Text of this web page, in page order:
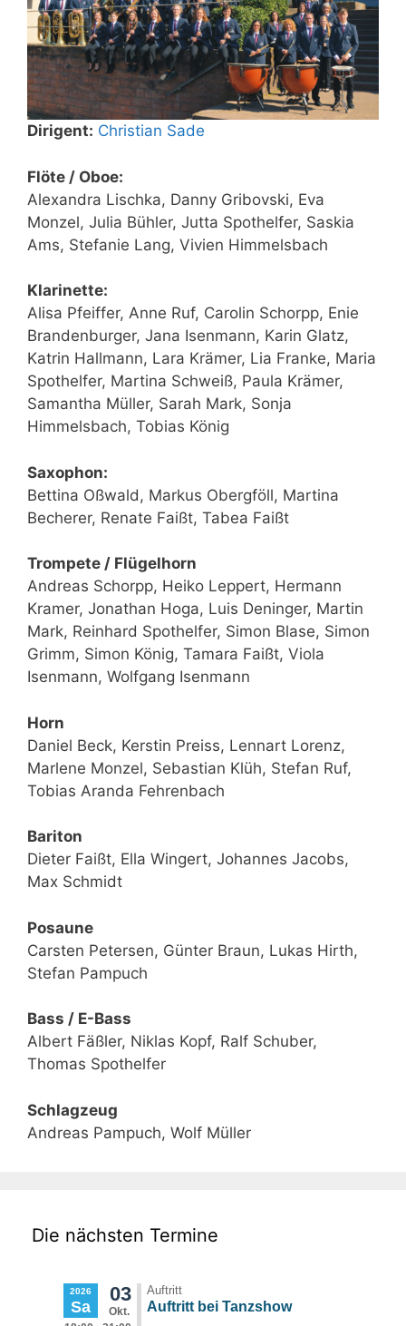
Dirigent: Christian Sade
Flöte / Oboe:
Alexandra Lischka, Danny Gribovski, Eva
Monzel, Julia Bühler, Jutta Spothelfer, Saskia
Ams, Stefanie Lang, Vivien Himmelsbach
Klarinette:
Alisa Pfeiffer, Anne Ruf, Carolin Schorpp, Enie
Brandenburger, Jana Isenmann, Karin Glatz,
Katrin Hallmann, Lara Krämer, Lia Franke, Maria
Spothelfer, Martina Schweiß, Paula Krämer,
Samantha Müller, Sarah Mark, Sonja
Himmelsbach, Tobias König
Saxophon:
Bettina Oßwald, Markus Obergföll, Martina
Becherer, Renate Faißt, Tabea Faißt
Trompete / Flügelhorn
Andreas Schorpp, Heiko Leppert, Hermann
Kramer, Jonathan Hoga, Luis Deninger, Martin
Mark, Reinhard Spothelfer, Simon Blase, Simon
Grimm, Simon König, Tamara Faißt, Viola
Isenmann, Wolfgang Isenmann
Horn
Daniel Beck, Kerstin Preiss, Lennart Lorenz,
Marlene Monzel, Sebastian Klüh, Stefan Ruf,
Tobias Aranda Fehrenbach
Bariton
Dieter Faißt, Ella Wingert, Johannes Jacobs,
Max Schmidt
Posaune
Carsten Petersen, Günter Braun, Lukas Hirth,
Stefan Pampuch
Bass / E-Bass
Albert Fäßler, Niklas Kopf, Ralf Schuber,
Thomas Spothelfer
Schlagzeug
Andreas Pampuch, Wolf Müller
Die nächsten Termine